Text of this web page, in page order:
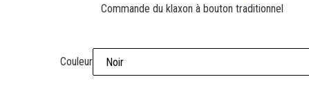
Commande du klaxon à bouton traditionnel
Couleur